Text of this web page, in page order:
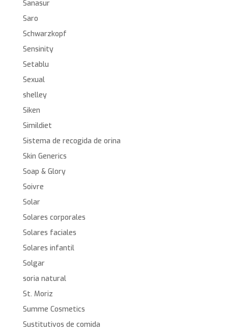
Sanasur
Saro
Schwarzkopf
Sensinity
Setablu
Sexual
shelley
Siken
Simildiet
Sistema de recogida de orina
Skin Generics
Soap & Glory
Soivre
Solar
Solares corporales
Solares faciales
Solares infantil
Solgar
soria natural
St. Moriz
Summe Cosmetics
Sustitutivos de comida